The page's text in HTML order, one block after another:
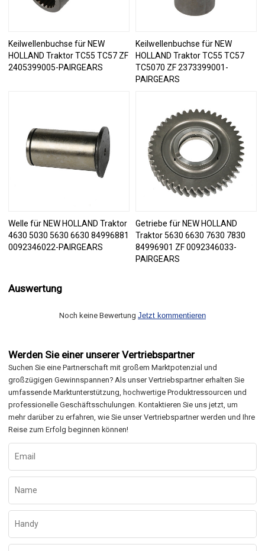
Keilwellenbuchse für NEW
HOLLAND Traktor TC55 TC57 ZF
2405399005-PAIRGEARS
Keilwellenbuchse für NEW
HOLLAND Traktor TC55 TC57
TC5070 ZF 2373399001-
PAIRGEARS
Welle für NEW HOLLAND Traktor
4630 5030 5630 6630 84996881
0092346022-PAIRGEARS
Getriebe für NEW HOLLAND
Traktor 5630 6630 7630 7830
84996901 ZF 0092346033-
PAIRGEARS
Auswertung
Noch keine Bewertung Jetzt kommentieren
Werden Sie einer unserer Vertriebspartner
Suchen Sie eine Partnerschaft mit großem Marktpotenzial und
großzügigen Gewinnspannen? Als unser Vertriebspartner erhalten Sie
umfassende Marktunterstützung, hochwertige Produktressourcen und
professionelle Geschäftsschulungen. Kontaktieren Sie uns jetzt, um
mehr darüber zu erfahren, wie Sie unser Vertriebspartner werden und Ihre
Reise zum Erfolg beginnen können!